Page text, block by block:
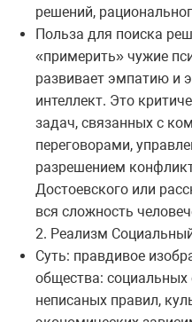
решений,
Польза для поиска
«примерить» чужие
развивает эмпатию и
интеллект. Это
задач, связанных с
переговорами,
разрешением
Достоевского или
вся сложность
2. Реализм
Суть: правдивое
общества: социальных
неписаных правил,